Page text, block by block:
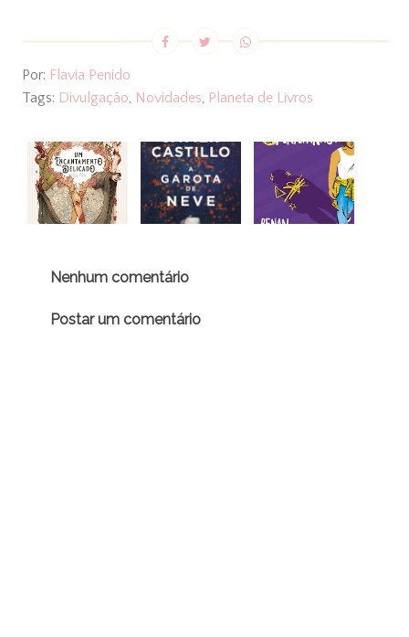
Por: Flavia Penido
Tags: Divulgação, Novidades, Planeta de Livros
Nenhum comentário
Postar um comentário